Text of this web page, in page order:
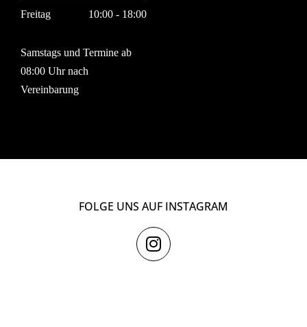
Freitag 10:00 - 18:00
Samstags und Termine ab
08:00 Uhr nach
Vereinbarung
FOLGE UNS AUF INSTAGRAM
I
N